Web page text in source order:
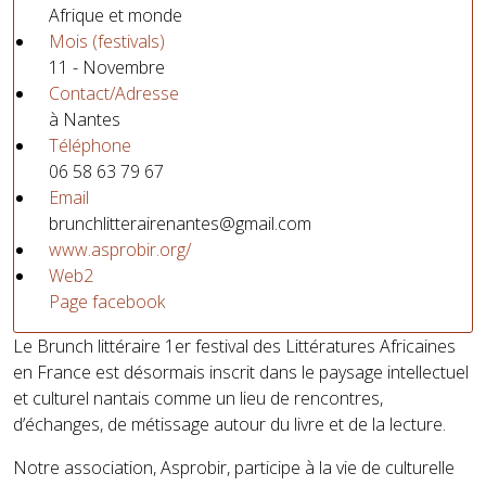
Afrique et monde
Mois (festivals)
11 - Novembre
Contact/Adresse
à Nantes
Téléphone
06 58 63 79 67
Email
brunchlitterairenantes@gmail.com
www.asprobir.org/
Web2
Page facebook
Le Brunch littéraire 1er festival des Littératures Africaines
en France est désormais inscrit dans le paysage intellectuel
et culturel nantais comme un lieu de rencontres,
d’échanges, de métissage autour du livre et de la lecture.
Notre association, Asprobir, participe à la vie de culturelle